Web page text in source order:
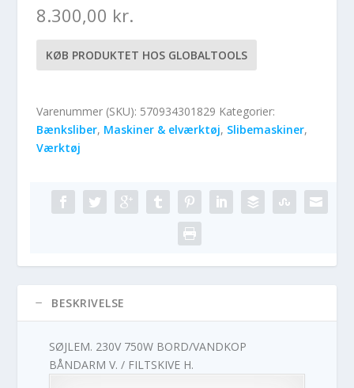
8.300,00 kr.
KØB PRODUKTET HOS GLOBALTOOLS
Varenummer (SKU): 570934301829 Kategorier:
Bænksliber, Maskiner & elværktøj, Slibemaskiner,
Værktøj
BESKRIVELSE
SØJLEM. 230V 750W BORD/VANDKOP
BÅNDARM V. / FILTSKIVE H.